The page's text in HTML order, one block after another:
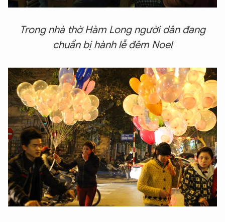
Trong nhà thờ Hàm Long người dân đang
chuẩn bị hành lễ đêm Noel